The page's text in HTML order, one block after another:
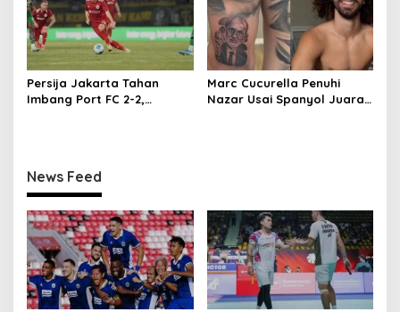
Persija Jakarta Tahan
Imbang Port FC 2-2,
Marc Cucurella Penuhi
Nazar Usai Spanyol Juara
News Feed